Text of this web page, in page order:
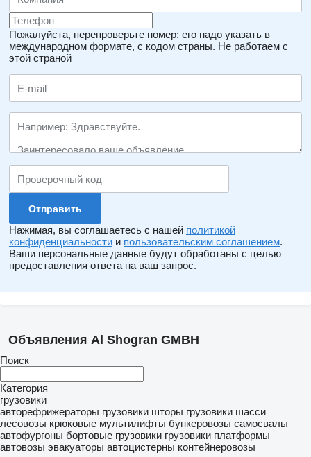
Пожалуйста, перепроверьте номер: его надо указать в
международном формате, с кодом страны. Не работаем с
этой страной
Нажимая, вы соглашаетесь с нашей политикой
конфиденциальности и пользовательским соглашением.
Ваши персональные данные будут обработаны с целью
предоставления ответа на ваш запрос.
Объявления Al Shogran GMBH
Поиск
Категория
грузовики
авторефрижераторы грузовики шторы грузовики шасси
лесовозы крюковые мультилифты бункеровозы самосвалы
автофургоны бортовые грузовики грузовики платформы
автовозы эвакуаторы автоцистерны контейнеровозы